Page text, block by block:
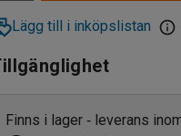
Lägg till i inköpslistan
Finns i lager‑ leverans